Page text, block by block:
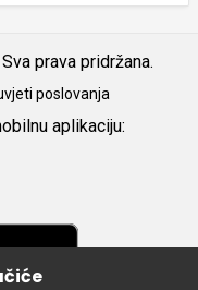
prava pridržana.
poslovanja
aplikaciju: